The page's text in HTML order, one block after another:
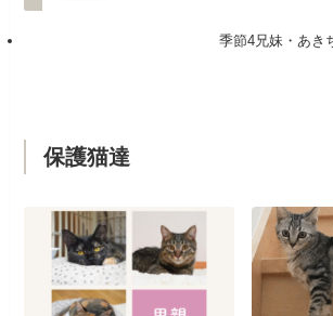
季節4兄妹・あき
保護猫達